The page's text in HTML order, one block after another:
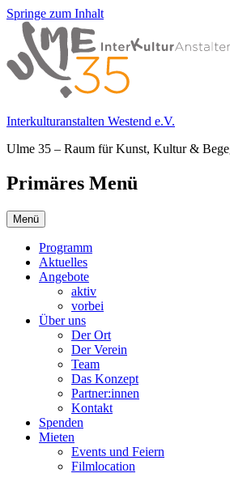
Springe zum Inhalt
Interkulturanstalten Westend e.V.
Ulme 35 – Raum für Kunst, Kultur &
Primäres Menü
Menü
Programm
Aktuelles
Angebote
aktiv
vorbei
Über uns
Der Ort
Der Verein
Team
Das Konzept
Partner:innen
Kontakt
Spenden
Mieten
Events und Feiern
Filmlocation